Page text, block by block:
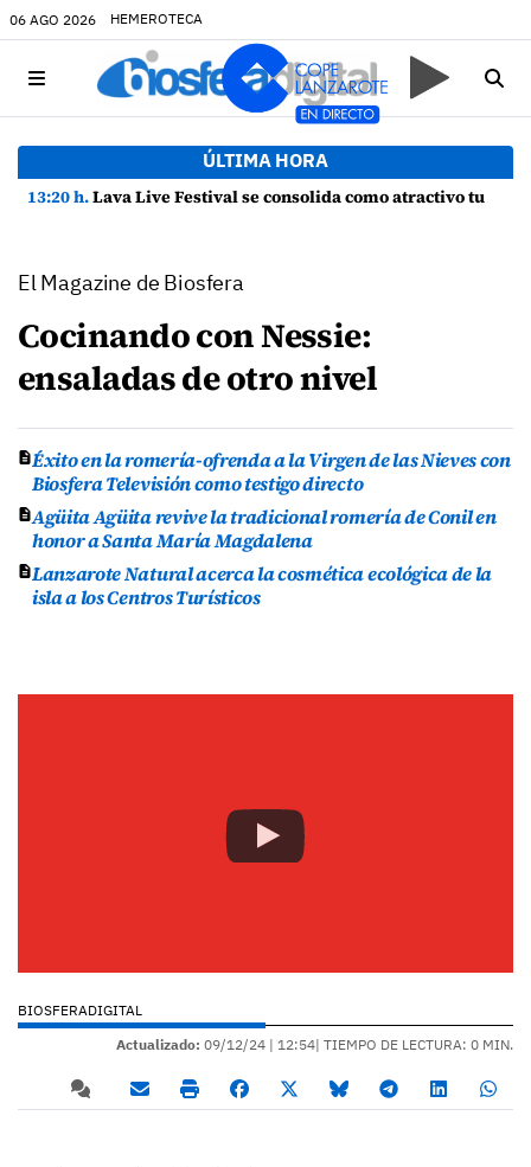
06 AGO 2026 HEMEROTECA
ÚLTIMA HORA
13:20 h.Lava Live Festival se consolida como atractivo turístico y agente dinamizador de la economía de Lanzarote
El Magazine de Biosfera
Cocinando con Nessie:
ensaladas de otro nivel
Éxito en la romería-ofrenda a la Virgen de las Nieves con
Biosfera Televisión como testigo directo
Agüita Agüita revive la tradicional romería de Conil en
honor a Santa María Magdalena
Lanzarote Natural acerca la cosmética ecológica de la
isla a los Centros Turísticos
BIOSFERADIGITAL
Actualizado: 09/12/24 | 12:54| TIEMPO DE LECTURA: 0 MIN.